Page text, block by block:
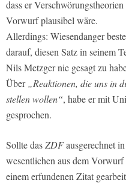
dass er
Vorwurf plausibel wäre.
Allerdings: Wiesendanger
darauf, diesen Satz in seinem
Nils Metzger nie gesagt zu
Über„Reaktionen, die uns in
stellen wollen“, habe er mit
gesprochen.
Sollte dasZDFausgerechnet
wesentlichen aus dem Vorwurf
einem erfundenen Zitat